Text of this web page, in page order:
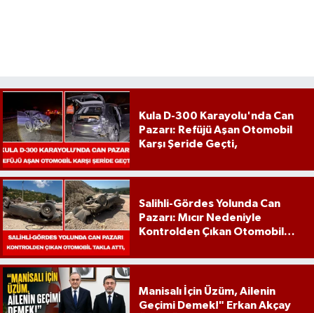
Kula D-300 Karayolu'nda Can
Pazarı: Refüjü Aşan Otomobil
Karşı Şeride Geçti,
Salihli-Gördes Yolunda Can
Pazarı: Mıcır Nedeniyle
Kontrolden Çıkan Otomobil
Manisalı İçin Üzüm, Ailenin
Geçimi Demek!" Erkan Akçay